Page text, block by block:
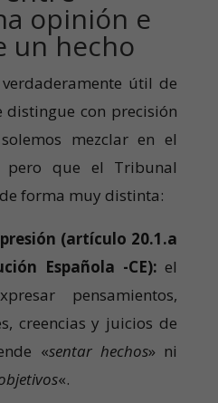
opinión e
un hecho
útil de
distingue con precisión
mezclar en el
pero que el Tribunal
forma muy distinta:
(artículo 20.1.a
Española -CE): el
pensamientos,
creencias y juicios de
«sentar hechos» ni
«.